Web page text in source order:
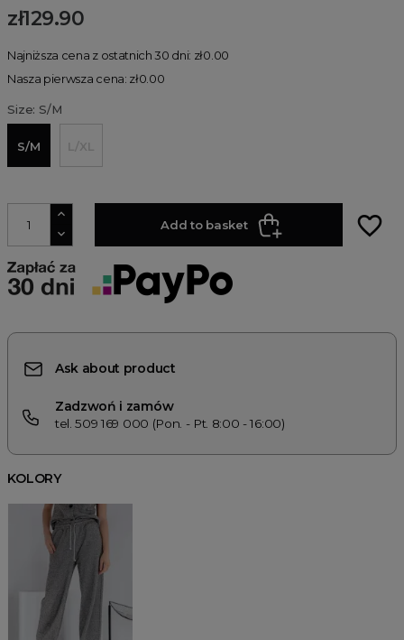
zł129.90
Najniższa cena z ostatnich 30 dni: zł0.00
Nasza pierwsza cena: zł0.00
Size: S/M
S/M L/XL
Add to basket favorite_border
Ask about product
Zadzwoń i zamów
tel. 509 169 000 (Pon. - Pt. 8:00 - 16:00)
KOLORY